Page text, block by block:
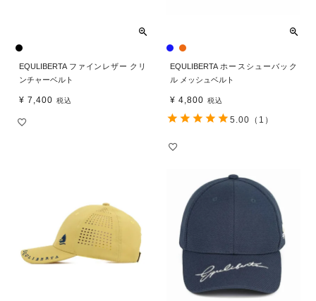
EQULIBERTA ファインレザー クリ
ンチャーベルト
¥ 7,400 税込
EQULIBERTA ホースシューバック
ル メッシュベルト
¥ 4,800 税込
5.00 （1）